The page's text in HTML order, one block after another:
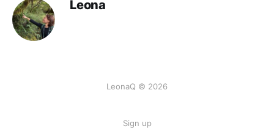
Leona
LeonaQ © 2026
Sign up